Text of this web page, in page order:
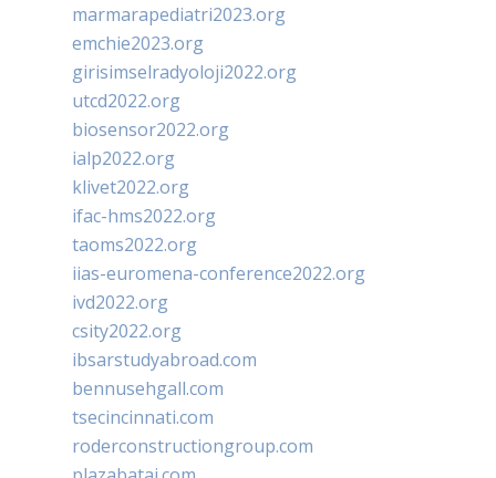
marmarapediatri2023.org
emchie2023.org
girisimselradyoloji2022.org
utcd2022.org
biosensor2022.org
ialp2022.org
klivet2022.org
ifac-hms2022.org
taoms2022.org
iias-euromena-conference2022.org
ivd2022.org
csity2022.org
ibsarstudyabroad.com
bennusehgall.com
tsecincinnati.com
roderconstructiongroup.com